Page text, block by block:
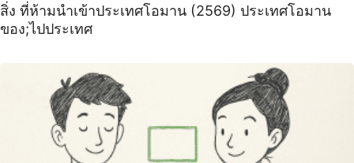
สิ่ง ที่ห้ามนำเข้าประเทศโอมาน (2569) ประเทศโอมาน
ของ;ไปประเทศ